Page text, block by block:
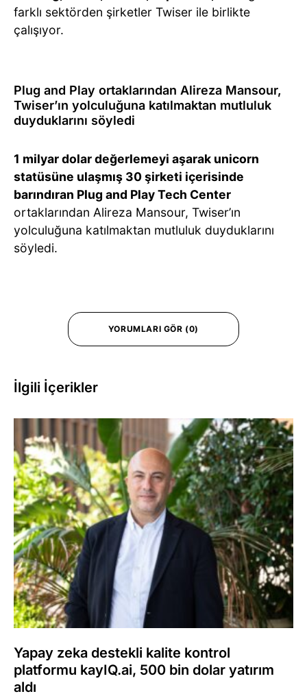
farklı sektörden şirketler Twiser ile birlikte
çalışıyor.
Plug and Play ortaklarından Alireza Mansour,
Twiser’ın yolculuğuna katılmaktan mutluluk
duyduklarını söyledi
1 milyar dolar değerlemeyi aşarak unicorn
statüsüne ulaşmış 30 şirketi içerisinde
barındıran Plug and Play Tech Center
ortaklarından Alireza Mansour, Twiser’ın
yolculuğuna katılmaktan mutluluk duyduklarını
söyledi.
YORUMLARI GÖR (0)
İlgili İçerikler
Yapay zeka destekli kalite kontrol
platformu kayIQ.ai, 500 bin dolar yatırım
aldı